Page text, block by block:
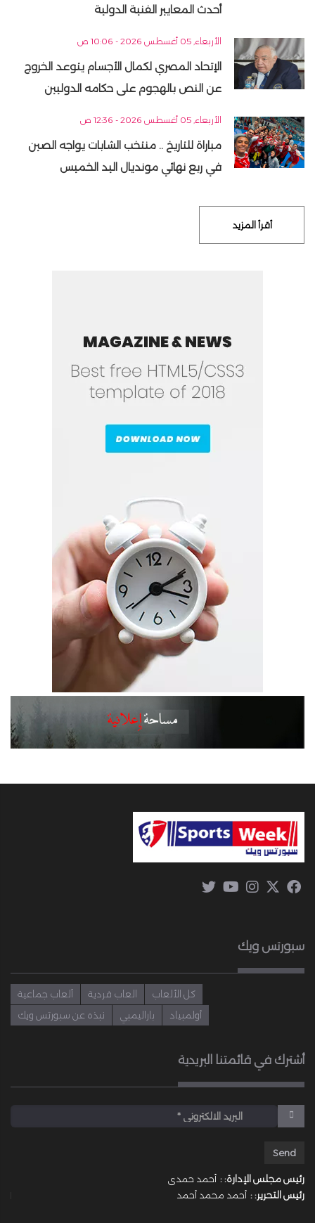
أحدث المعايير الفنية الدولية
الأربعاء, 05 أغسطس 2026 - 10:06 ص
الإتحاد المصري لكمال الأجسام يتوعد الخروج
عن النص بالهجوم على حكامه الدوليين
الأربعاء, 05 أغسطس 2026 - 12:36 ص
مباراة للتاريخ .. منتخب الشابات يواجه الصين
في ربع نهائي مونديال اليد الخميس
أقرأ المزيد
سبورتس ويك
ألعاب جماعية العاب فردية
كل الألعاب
نبذه عن سبورتس ويك
باراليمبي أولمبياد
أشترك في قائمتنا البريدية
رئيس مجلس الإدارة: : أحمد حمدى
رئيس التحرير: : أحمد محمد أحمد